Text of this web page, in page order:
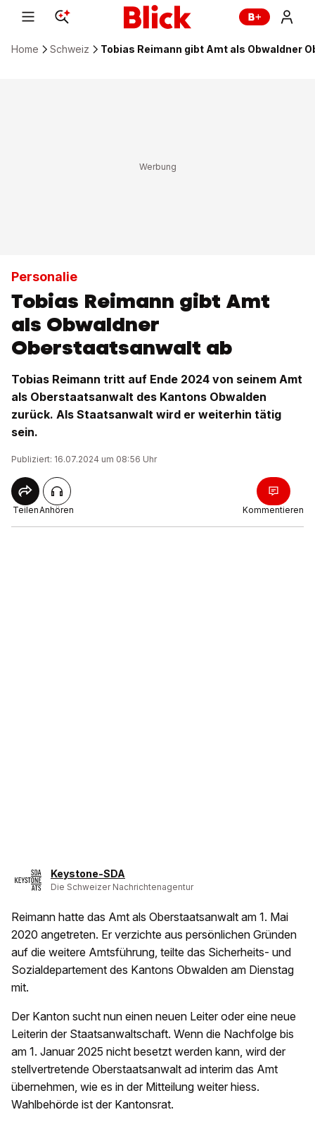
Home Schweiz Tobias Reimann gibt Amt als Obwaldner
Personalie
Tobias Reimann gibt Amt
als Obwaldner
Oberstaatsanwalt ab
Tobias Reimann tritt auf Ende 2024 von seinem Amt
als Oberstaatsanwalt des Kantons Obwalden
zurück. Als Staatsanwalt wird er weiterhin tätig
sein.
Publiziert: 16.07.2024 um 08:56 Uhr
TeilenAnhören Kommentieren
Keystone-SDA
Die Schweizer Nachrichtenagentur
Reimann hatte das Amt als Oberstaatsanwalt am 1. Mai
2020 angetreten. Er verzichte aus persönlichen Gründen
auf die weitere Amtsführung, teilte das Sicherheits- und
Sozialdepartement des Kantons Obwalden am Dienstag
mit.
Der Kanton sucht nun einen neuen Leiter oder eine neue
Leiterin der Staatsanwaltschaft. Wenn die Nachfolge bis
am 1. Januar 2025 nicht besetzt werden kann, wird der
stellvertretende Oberstaatsanwalt ad interim das Amt
übernehmen, wie es in der Mitteilung weiter hiess.
Wahlbehörde ist der Kantonsrat.